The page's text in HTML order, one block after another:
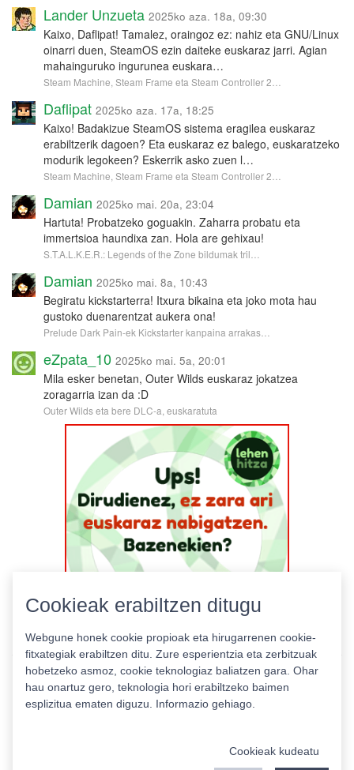
Lander Unzueta 2025ko aza. 18a, 09:30
Kaixo, Daflipat! Tamalez, oraingoz ez: nahiz eta GNU/Linux
oinarri duen, SteamOS ezin daiteke euskaraz jarri. Agian
mahainguruko ingurunea euskara…
Steam Machine, Steam Frame eta Steam Controller 2…
Daflipat 2025ko aza. 17a, 18:25
Kaixo! Badakizue SteamOS sistema eragilea euskaraz
erabiltzerik dagoen? Eta euskaraz ez balego, euskaratzeko
modurik legokeen? Eskerrik asko zuen l…
Steam Machine, Steam Frame eta Steam Controller 2…
Damian 2025ko mai. 20a, 23:04
Hartuta! Probatzeko goguakin. Zaharra probatu eta
immertsioa haundixa zan. Hola are gehixau!
S.T.A.L.K.E.R.: Legends of the Zone bildumak tril…
Damian 2025ko mai. 8a, 10:43
Begiratu kickstarterra! Itxura bikaina eta joko mota hau
gustoko duenarentzat aukera ona!
Prelude Dark Pain-ek Kickstarter kanpaina arrakas…
eZpata_10 2025ko mai. 5a, 20:01
Mila esker benetan, Outer Wilds euskaraz jokatzea
zoragarria izan da :D
Outer Wilds eta bere DLC-a, euskaratuta
Estatistikak
Cookieak erabiltzen ditugu
Webgune honek cookie propioak eta hirugarrenen cookie-
fitxategiak erabiltzen ditu. Zure esperientzia eta zerbitzuak
hobetzeko asmoz, cookie teknologiaz baliatzen gara. Ohar
hau onartuz gero, teknologia hori erabiltzeko baimen
esplizitua ematen diguzu. Informazio gehiago.
Cookieak kudeatu